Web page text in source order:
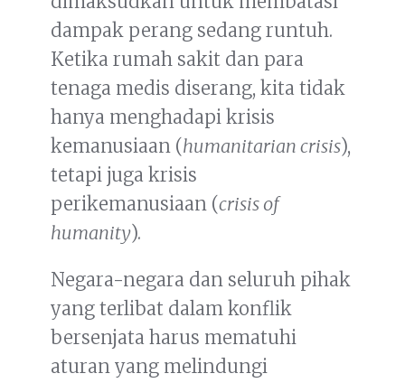
dampak perang sedang runtuh.
Ketika rumah sakit dan para
tenaga medis diserang, kita tidak
hanya menghadapi krisis
kemanusiaan (humanitarian crisis),
tetapi juga krisis
perikemanusiaan (crisis of
humanity).
Negara-negara dan seluruh pihak
yang terlibat dalam konflik
bersenjata harus mematuhi
aturan yang melindungi